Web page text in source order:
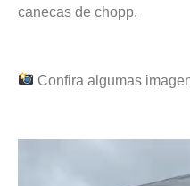
canecas de chopp.
Confira algumas